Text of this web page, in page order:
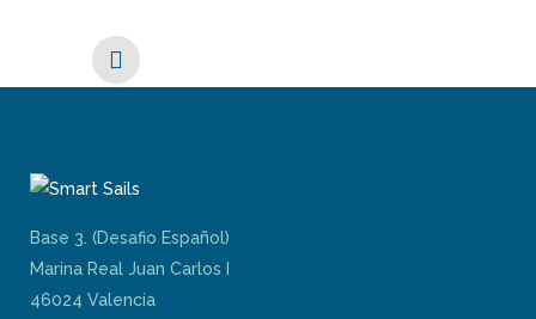
Base 3. (Desafio Español)
Marina Real Juan Carlos I
46024 Valencia